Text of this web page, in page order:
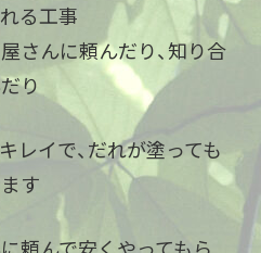
る工事
さんに頼んだり、知り合
り
レイで、だれが塗っても
す